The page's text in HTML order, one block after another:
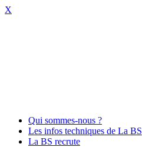
X
Qui sommes-nous ?
Les infos techniques de La BS
La BS recrute